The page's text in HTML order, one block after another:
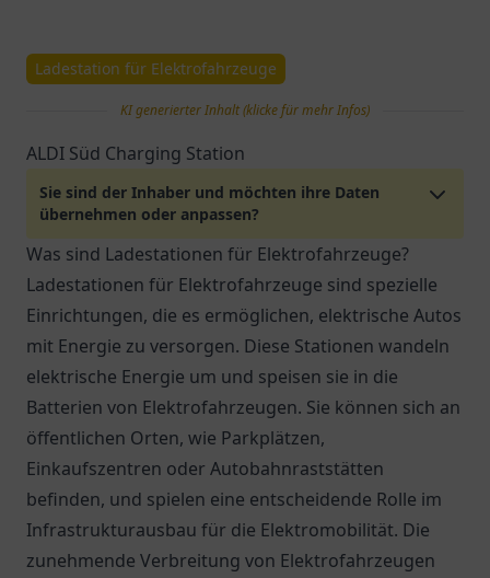
Ladestation für Elektrofahrzeuge
KI generierter Inhalt (klicke für mehr Infos)
ALDI Süd Charging Station
Sie sind der Inhaber und möchten ihre Daten
übernehmen oder anpassen?
Was sind Ladestationen für Elektrofahrzeuge?
Ladestationen für Elektrofahrzeuge sind spezielle
Einrichtungen, die es ermöglichen, elektrische Autos
mit Energie zu versorgen. Diese Stationen wandeln
elektrische Energie um und speisen sie in die
Batterien von Elektrofahrzeugen. Sie können sich an
öffentlichen Orten, wie Parkplätzen,
Einkaufszentren oder Autobahnraststätten
befinden, und spielen eine entscheidende Rolle im
Infrastrukturausbau für die Elektromobilität. Die
zunehmende Verbreitung von Elektrofahrzeugen